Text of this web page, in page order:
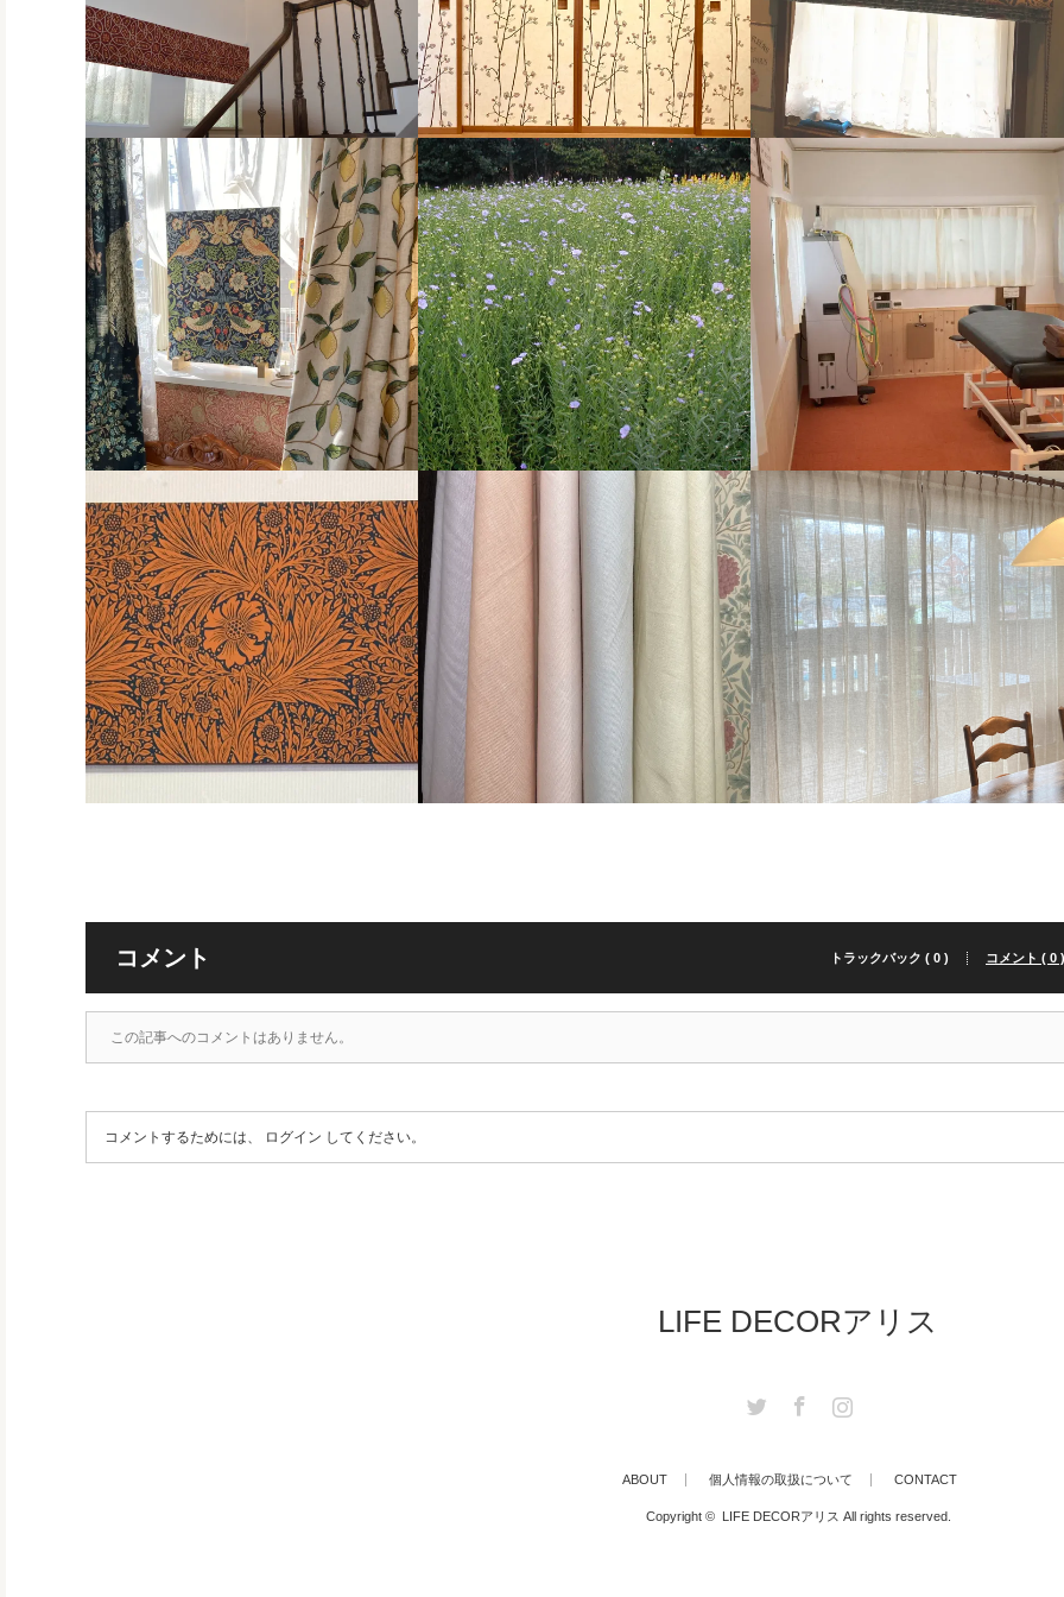
コメント トラックバック ( 0 ) コメント ( 0 )
この記事へのコメントはありません。
コメントするためには、 ログイン してください。
LIFE DECORアリス
Twitter Facebook
ABOUT 個人情報の取扱について CONTACT
Copyright © LIFE DECORアリス All rights reserved.